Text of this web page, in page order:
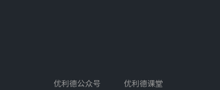
优利德公众号 优利德课堂